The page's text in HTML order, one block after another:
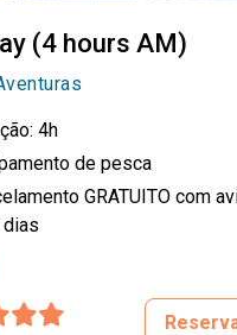
(4 hours AM)
: 4h
de pesca
GRATUITO com